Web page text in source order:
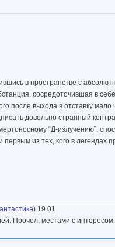
в пространстве с
сосредоточившая в
после выхода в отставку
довольно странный
“Д-излучению”,
из тех, кого в легендах
) 19 01
Прочел, местами с